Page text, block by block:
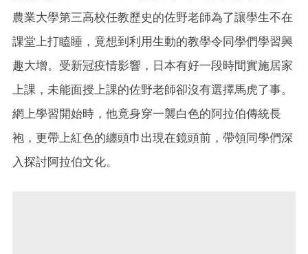
農業大學第三高校任教歷史的佐野老師為了讓學生不在
課堂上打瞌睡，竟想到利用生動的教學令同學們學習興
趣大增。受新冠疫情影響，日本有好一段時間實施居家
上課，未能面授上課的佐野老師卻沒有選擇馬虎了事。
網上學習開始時，他竟身穿一襲白色的阿拉伯傳統長
袍，更帶上紅色的纏頭巾出現在鏡頭前，帶領同學們深
入探討阿拉伯文化。